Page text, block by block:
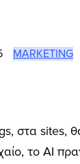
MARKETING
στα sites,
το AI